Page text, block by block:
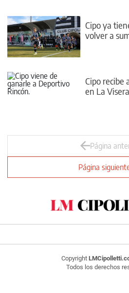
Cipo ya
volver a
Cipo recibe
en La Visera
Página
Página
Copyright
Todos los derechos